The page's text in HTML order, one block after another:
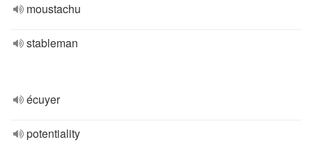
moustachu
stableman
écuyer
potentiality